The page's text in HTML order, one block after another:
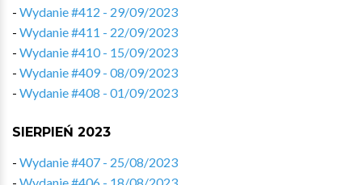
- Wydanie #412 - 29/09/2023
- Wydanie #411 - 22/09/2023
- Wydanie #410 - 15/09/2023
- Wydanie #409 - 08/09/2023
- Wydanie #408 - 01/09/2023
SIERPIEŃ 2023
- Wydanie #407 - 25/08/2023